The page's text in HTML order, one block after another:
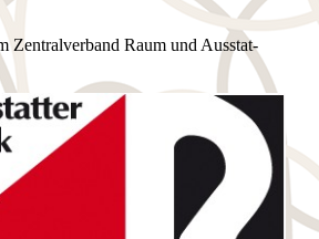
Zen­tral­ver­band Raum und Aus­stat­